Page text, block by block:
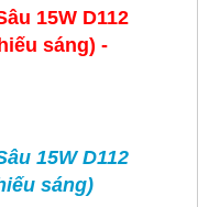
15W D112
sáng) -
15W D112
sáng)